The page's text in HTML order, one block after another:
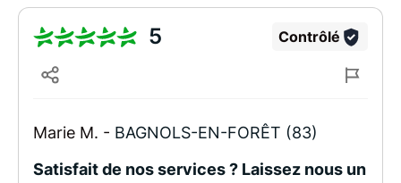
5 Contrôlé
Marie M. - BAGNOLS-EN-FORÊT (83)
Satisfait de nos services ? Laissez nous un